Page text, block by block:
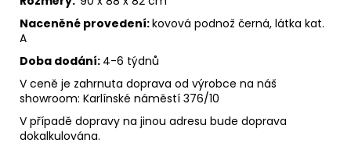
Naceněné provedení:kovová podnož černá, látka kat.
A
Doba dodání: 4-6 týdnů
V ceně je zahrnuta doprava od výrobce na náš
showroom: Karlínské náměstí 376/10
V případě dopravy na jinou adresu bude doprava
dokalkulována.